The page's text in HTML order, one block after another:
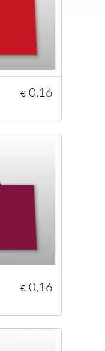
€ 0,16
€ 0,16